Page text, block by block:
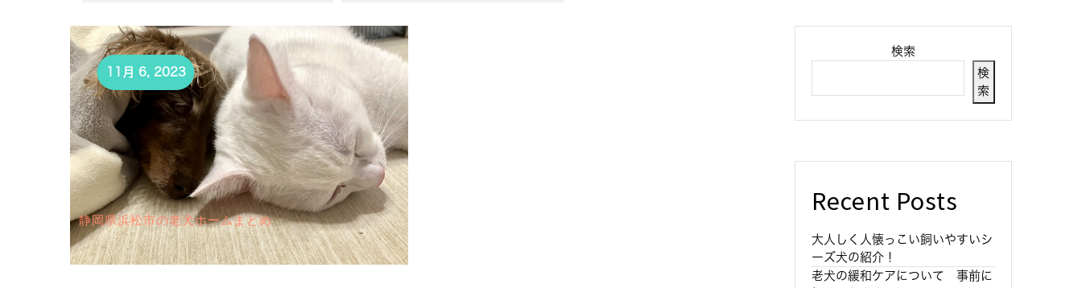
11月 6, 2023
静岡県浜松市の老犬ホームまとめ
検索
検
索
Recent Posts
大人しく人懐っこい飼いやすいシ
ーズ犬の紹介！
老犬の緩和ケアについて 事前に